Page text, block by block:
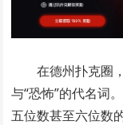
在德州扑克圈
与“恐怖”的代名词
五位数甚至六位数